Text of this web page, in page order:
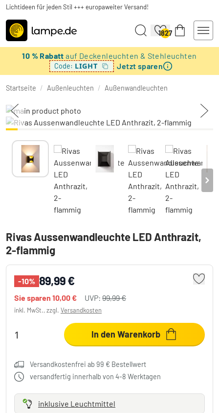
Lichtideen für jeden Stil +++ europaweiter Versand!
1827
10 % Rabattauf Deckenleuchten & Stehleuchten
Code: LIGHT Jetzt sparen
Startseite / Außenleuchten / Außenwandleuchten
Rivas Aussenwandleuchte LED Anthrazit,
2-flammig
-10% 89,99 €
Sie sparen 10,00 € UVP: 99,99 €
inkl. MwSt., zzgl. Versandkosten
In den Warenkorb
Versandkostenfrei ab 99 € Bestellwert
versandfertig innerhalb von 4-8 Werktagen
inklusive Leuchtmittel